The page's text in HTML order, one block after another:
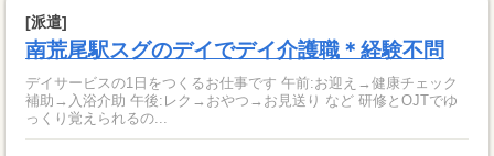
[派遣]
南荒尾駅スグのデイでデイ介護職＊経験不問
デイサービスの1日をつくるお仕事です 午前:お迎え→健康チェック
補助→入浴介助 午後:レク→おやつ→お見送り など 研修とOJTでゆ
っくり覚えられるの...